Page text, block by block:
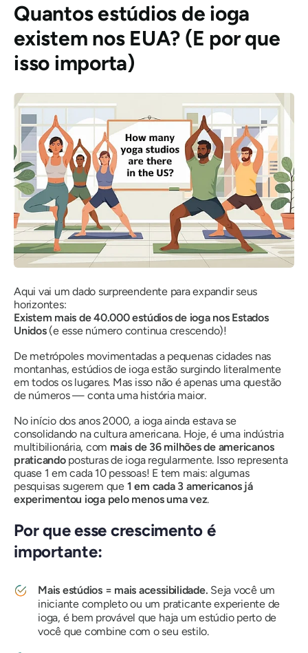
Quantos estúdios de ioga
existem nos EUA? (E por que
isso importa)
Aqui vai um dado surpreendente para expandir seus
horizontes:
Existem mais de 40.000 estúdios de ioga nos Estados
Unidos(e esse número continua crescendo)!
De metrópoles movimentadas a pequenas cidades nas
montanhas, estúdios de ioga estão surgindo literalmente
em todos os lugares. Mas isso não é apenas uma questão
de números — conta uma história maior.
No início dos anos 2000, a ioga ainda estava se
consolidando na cultura americana. Hoje, é uma indústria
multibilionária, com mais de 36 milhões de americanos
praticandoposturas de ioga regularmente. Isso representa
quase 1 em cada 10 pessoas! E tem mais: algumas
pesquisas sugerem que 1 em cada 3 americanos já
experimentou ioga pelo menos uma vez.
Por que esse crescimento é
importante:
Mais estúdios = mais acessibilidade. Seja você um
iniciante completo ou um praticante experiente de
ioga, é bem provável que haja um estúdio perto de
você que combine com o seu estilo.